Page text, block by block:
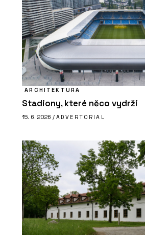
ARCHITEKTURA
Stadiony, které něco vydrží
15. 6. 2026 / ADVERTORIAL